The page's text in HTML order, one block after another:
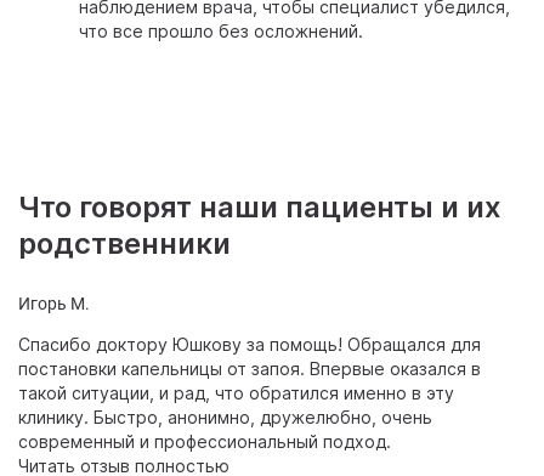
наблюдением врача, чтобы специалист убедился,
что все прошло без осложнений.
Что говорят наши пациенты и их
родственники
Игорь М.
Спасибо доктору Юшкову за помощь! Обращался для
постановки капельницы от запоя. Впервые оказался в
такой ситуации, и рад, что обратился именно в эту
клинику. Быстро, анонимно, дружелюбно, очень
современный и профессиональный подход.
Читать отзыв полностью